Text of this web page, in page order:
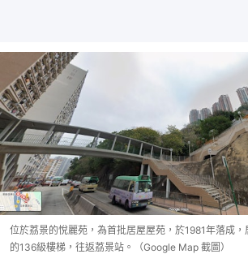
位於荔景的悅麗苑，為首批居屋屋苑，於1981年落成
的136級樓梯，往返荔景站。（Google Map 截圖）